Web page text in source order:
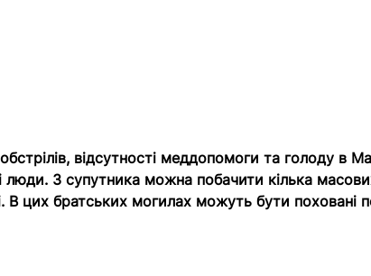
відсутності меддопомоги та голоду в
З супутника можна побачити кілька
В цих братських могилах можуть бути поховані